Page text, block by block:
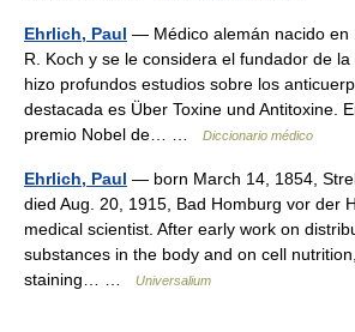
Ehrlich, Paul — Médico alemán nacido en
R. Koch y se le considera el fundador de
hizo profundos estudios sobre los
destacada es Über Toxine und Antitoxine.
premio Nobel de… …
Diccionario médico
Ehrlich, Paul — born March 14, 1854,
died Aug. 20, 1915, Bad Homburg vor der
medical scientist. After early work on
substances in the body and on cell
staining… …
Universalium